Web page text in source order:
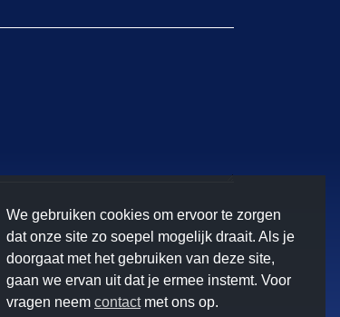
We gebruiken cookies om ervoor te zorgen
dat onze site zo soepel mogelijk draait. Als je
doorgaat met het gebruiken van deze site,
gaan we ervan uit dat je ermee instemt. Voor
vragen neem contactmet ons op.